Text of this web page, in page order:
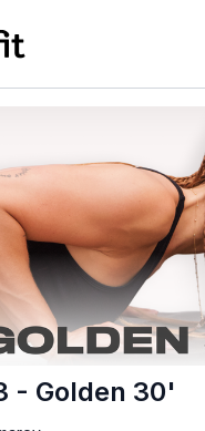
- Golden 30'